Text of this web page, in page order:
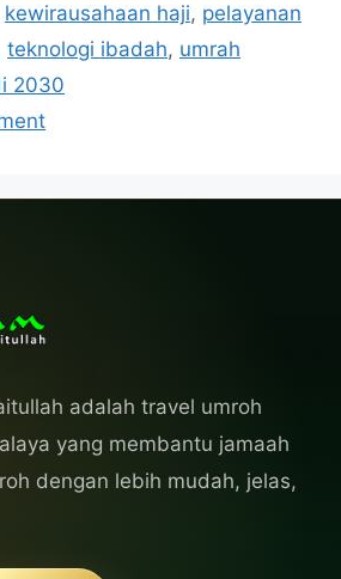
kewirausahaan haji, pelayanan
teknologi ibadah, umrah
2030
adalah travel umroh
yang membantu jamaah
dengan lebih mudah, jelas,